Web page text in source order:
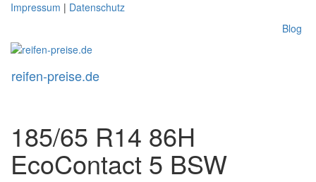
Skip
content
Impressum | Datenschutz
Blog
reifen-preise.de
185/65 R14 86H
EcoContact 5 BSW